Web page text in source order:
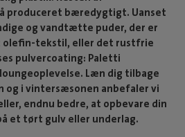
produceret bæredygtigt. Uanset
og vandtætte puder, der er
tekstil, eller det rustfrie
pulvercoating: Paletti
Læn dig tilbage
og i vintersæsonen anbefaler vi
endnu bedre, at opbevare din
et tørt gulv eller underlag.